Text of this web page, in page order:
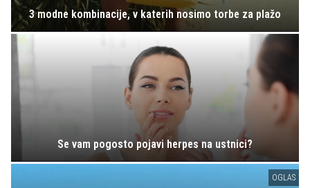
3 modne kombinacije, v katerih nosimo torbe za plažo
Se vam pogosto pojavi herpes na ustnici?
OGLAS